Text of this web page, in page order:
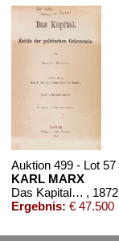
Auktion 499 - Lot 57
KARL MARX
Das Kapital. Mit eigh. Widmung , 1872
Ergebnis: € 47.500